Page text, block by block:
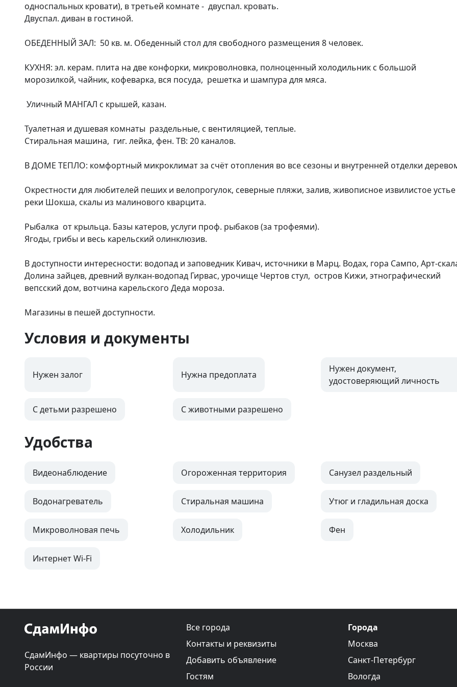
односпальных кровати), в третьей комнате -  двуспал. кровать.
Двуспал. диван в гостиной.
ОБЕДЕННЫЙ ЗАЛ:  50 кв. м. Обеденный стол для свободного размещения 8 человек.
КУХНЯ: эл. керам. плита на две конфорки, микроволновка, полноценный холодильник с большой
морозилкой, чайник, кофеварка, вся посуда,  решетка и шампура для мяса.
Туалетная и душевая комнаты  раздельные, с вентиляцией, теплые.
Стиральная машина,  гиг. лейка, фен. ТВ: 20 каналов.
В ДОМЕ ТЕПЛО: комфортный микроклимат за счёт отопления во все сезоны и внутренней отделки
Окрестности для любителей пеших и велопрогулок, северные пляжи, залив, живописное извилистое устье
реки Шокша, скалы из малинового кварцита.
Рыбалка  от крыльца. Базы катеров, услуги проф. рыбаков (за трофеями).
Ягоды, грибы и весь карельский олинклюзив.
В доступности интересности: водопад и заповедник Кивач, источники в Марц. Водах, гора Сампо, Арт-
Долина зайцев, древний вулкан-водопад Гирвас, урочище Чертов стул,  остров Кижи, этнографический
вепсский дом, вотчина карельского Деда мороза.
Магазины в пешей доступности.
Условия и документы
Нужен залог Нужна предоплата
Нужен документ,
удостоверяющий личность
С детьми разрешено С животными разрешено
Удобства
Видеонаблюдение Огороженная территория Санузел раздельный
Водонагреватель Стиральная машина Утюг и гладильная доска
Микроволновая печь Холодильник Фен
Интернет Wi-Fi
СдамИнфо — квартиры посуточно в
России
Все города
Контакты и реквизиты
Добавить объявление
Гостям
Города
Москва
Санкт-Петербург
Вологда